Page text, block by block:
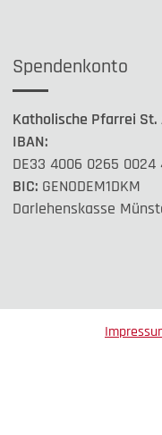
Spendenkonto
Katholische Pfarrei St.
IBAN:
DE33 4006 0265 0024
BIC: GENODEM1DKM
Darlehenskasse